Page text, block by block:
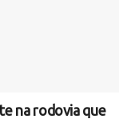
na rodovia que